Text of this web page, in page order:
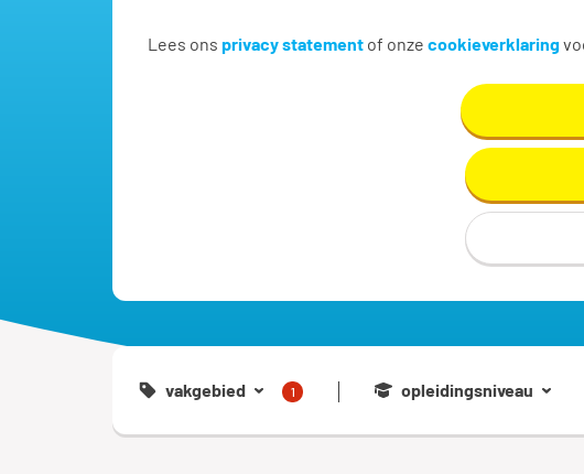
Lees ons privacy statement of onze cookieverklaring
Bouw vacatures in Renkum
Vind hier dé perfecte vacature voor Bouw. Oh en... we helpen
vakgebied 1 opleidingsniveau